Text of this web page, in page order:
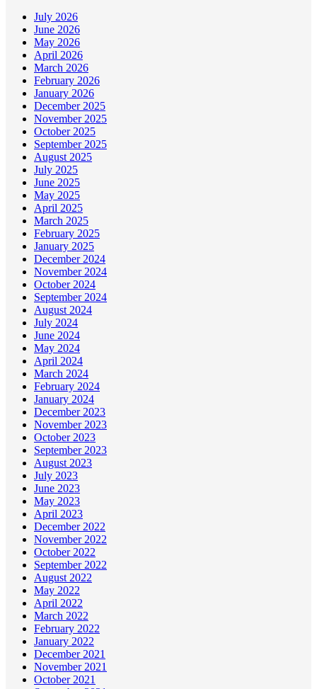
July 2026
June 2026
May 2026
April 2026
March 2026
February 2026
January 2026
December 2025
November 2025
October 2025
September 2025
August 2025
July 2025
June 2025
May 2025
April 2025
March 2025
February 2025
January 2025
December 2024
November 2024
October 2024
September 2024
August 2024
July 2024
June 2024
May 2024
April 2024
March 2024
February 2024
January 2024
December 2023
November 2023
October 2023
September 2023
August 2023
July 2023
June 2023
May 2023
April 2023
December 2022
November 2022
October 2022
September 2022
August 2022
May 2022
April 2022
March 2022
February 2022
January 2022
December 2021
November 2021
October 2021